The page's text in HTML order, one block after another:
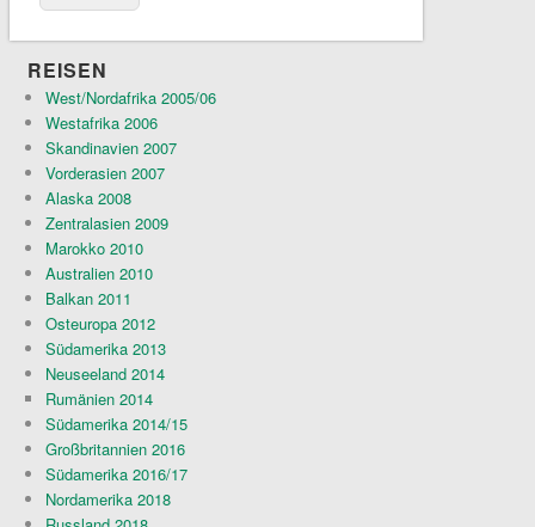
REISEN
West/Nordafrika 2005/06
Westafrika 2006
Skandinavien 2007
Vorderasien 2007
Alaska 2008
Zentralasien 2009
Marokko 2010
Australien 2010
Balkan 2011
Osteuropa 2012
Südamerika 2013
Neuseeland 2014
Rumänien 2014
Südamerika 2014/15
Großbritannien 2016
Südamerika 2016/17
Nordamerika 2018